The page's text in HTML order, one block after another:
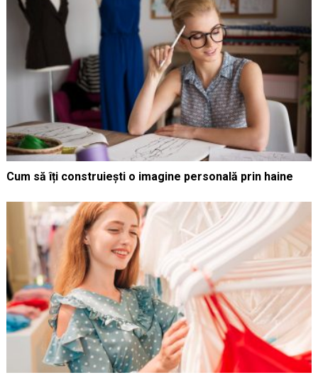
Cum să îți construiești o imagine personală prin haine